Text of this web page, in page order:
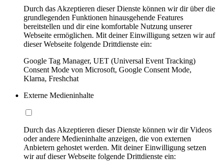
Durch das Akzeptieren dieser Dienste können wir dir über die
grundlegenden Funktionen hinausgehende Features
bereitstellen und dir eine komfortable Nutzung unserer
Webseite ermöglichen. Mit deiner Einwilligung setzen wir auf
dieser Webseite folgende Drittdienste ein:
Google Tag Manager, UET (Universal Event Tracking)
Consent Mode von Microsoft, Google Consent Mode,
Klarna, Freshchat
Externe Medieninhalte
Durch das Akzeptieren dieser Dienste können wir dir Videos
oder andere Medieninhalte anzeigen, die von externen
Anbietern gehostet werden. Mit deiner Einwilligung setzen
wir auf dieser Webseite folgende Drittdienste ein: